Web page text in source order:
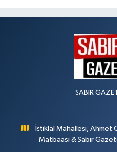
SABIR
İstiklal Mahallesi, Ahmet
Matbaası & Sabır